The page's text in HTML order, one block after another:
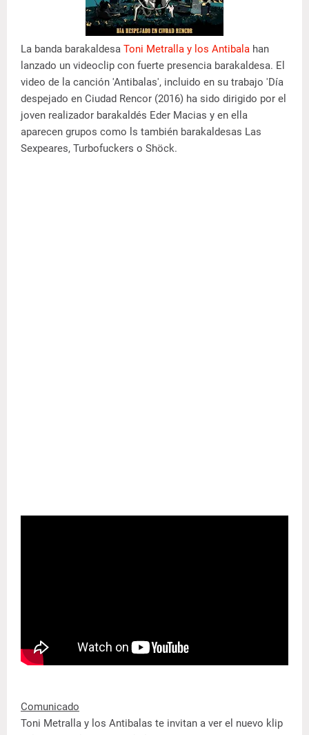
La banda barakaldesa Toni Metralla y los Antibala han
lanzado un videoclip con fuerte presencia barakaldesa. El
video de la canción 'Antibalas', incluido en su trabajo 'Día
despejado en Ciudad Rencor (2016) ha sido dirigido por el
joven realizador barakaldés Eder Macias y en ella
aparecen grupos como ls también barakaldesas Las
Sexpeares, Turbofuckers o Shöck.
Comunicado
Toni Metralla y los Antibalas te invitan a ver el nuevo klip